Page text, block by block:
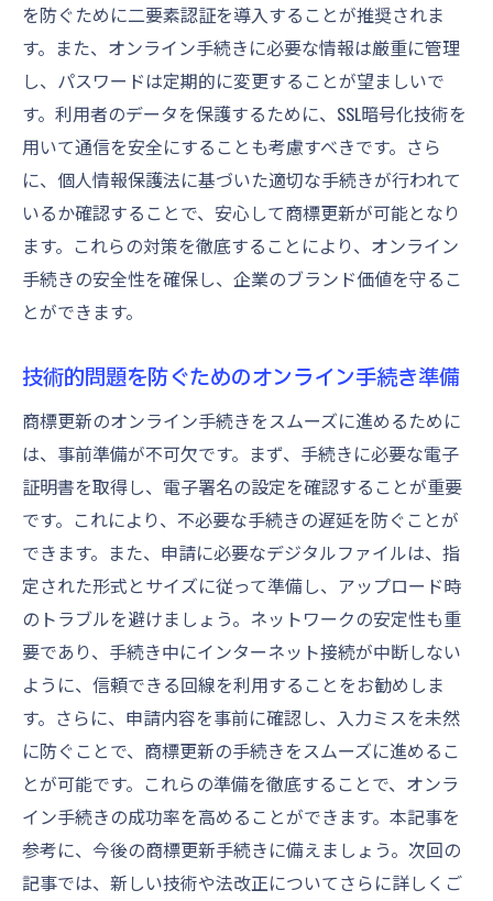
を防ぐために二要素認証を導入することが推奨されま
す。また、オンライン手続きに必要な情報は厳重に管理
し、パスワードは定期的に変更することが望ましいで
す。利用者のデータを保護するために、SSL暗号化技術を
用いて通信を安全にすることも考慮すべきです。さら
に、個人情報保護法に基づいた適切な手続きが行われて
いるか確認することで、安心して商標更新が可能となり
ます。これらの対策を徹底することにより、オンライン
手続きの安全性を確保し、企業のブランド価値を守るこ
とができます。
技術的問題を防ぐためのオンライン手続き準備
商標更新のオンライン手続きをスムーズに進めるために
は、事前準備が不可欠です。まず、手続きに必要な電子
証明書を取得し、電子署名の設定を確認することが重要
です。これにより、不必要な手続きの遅延を防ぐことが
できます。また、申請に必要なデジタルファイルは、指
定された形式とサイズに従って準備し、アップロード時
のトラブルを避けましょう。ネットワークの安定性も重
要であり、手続き中にインターネット接続が中断しない
ように、信頼できる回線を利用することをお勧めしま
す。さらに、申請内容を事前に確認し、入力ミスを未然
に防ぐことで、商標更新の手続きをスムーズに進めるこ
とが可能です。これらの準備を徹底することで、オンラ
イン手続きの成功率を高めることができます。本記事を
参考に、今後の商標更新手続きに備えましょう。次回の
記事では、新しい技術や法改正についてさらに詳しくご